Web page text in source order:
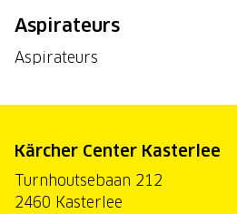
Aspirateurs
Aspirateurs
Kärcher Center Kasterlee
Turnhoutsebaan 212
2460 Kasterlee